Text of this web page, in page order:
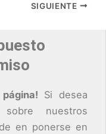
SIGUIENTE
Si desea
nuestros
en ponerse en